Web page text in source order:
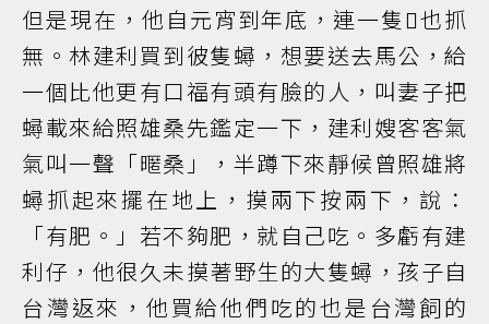
但是現在，他自元宵到年底，連一隻𧉽也抓
無。林建利買到彼隻蟳，想要送去馬公，給
一個比他更有口福有頭有臉的人，叫妻子把
蟳載來給照雄桑先鑑定一下，建利嫂客客氣
氣叫一聲「暱桑」，半蹲下來靜候曾照雄將
蟳抓起來擺在地上，摸兩下按兩下，說：
「有肥。」若不夠肥，就自己吃。多虧有建
利仔，他很久未摸著野生的大隻蟳，孩子自
台灣返來，他買給他們吃的也是台灣飼的